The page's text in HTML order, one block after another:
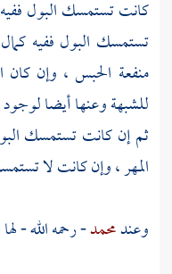
كانت تستمسك البول
تستمسك البول ففيه
منفعة الحبس ، وإن
للشبهة وعنها أيضا لوجود
ثم إن كانت تستمسك
المهر ، وإن كانت لا
وعندمحمد- رحمه الله -